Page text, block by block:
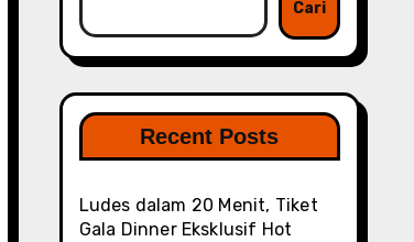
Cari
Recent Posts
Ludes dalam 20 Menit, Tiket
Gala Dinner Eksklusif Hot